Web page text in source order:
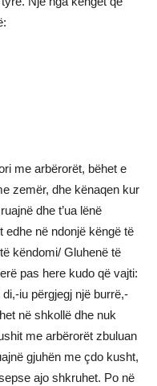
me arbërorët, bëhet e
zemër, dhe kënaqen kur
dhe t’ua lënë
në ndonjë këngë të
këndomi/ Gluhenë të
pas here kudo që vajti:
di,-iu përgjegj një burrë,-
në shkollë dhe nuk
me arbërorët zbuluan
gjuhën me çdo kusht,
ajo shkruhet. Po në